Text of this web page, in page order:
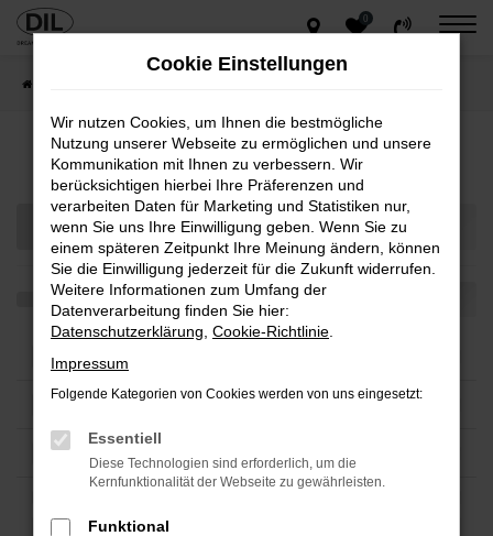
Zum
Hauptinhalt
0
Fahrzeug-Showroom
Cookie Einstellungen
Wir nutzen Cookies, um Ihnen die bestmögliche
Nutzung unserer Webseite zu ermöglichen und unsere
Kommunikation mit Ihnen zu verbessern. Wir
berücksichtigen hierbei Ihre Präferenzen und
verarbeiten Daten für Marketing und Statistiken nur,
wenn Sie uns Ihre Einwilligung geben. Wenn Sie zu
einem späteren Zeitpunkt Ihre Meinung ändern, können
Sie die Einwilligung jederzeit für die Zukunft widerrufen.
Weitere Informationen zum Umfang der
Datenverarbeitung finden Sie hier:
Datenschutzerklärung Cookie-Richtlinie
Impressum
Folgende Kategorien von Cookies werden von uns eingesetzt:
Essentiell
Diese Technologien sind erforderlich, um die
Kernfunktionalität der Webseite zu gewährleisten.
Funktional